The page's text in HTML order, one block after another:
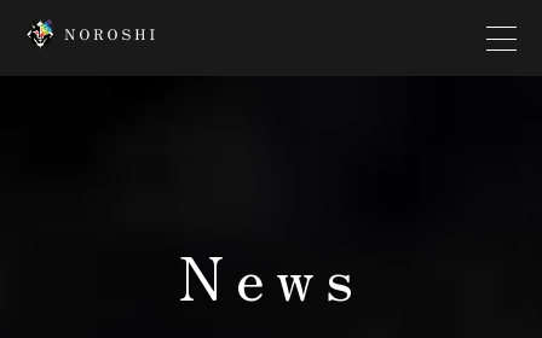
InterviewNews